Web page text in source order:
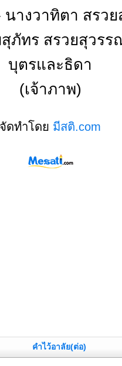
นางวาทิตา สรว
ภัทร สรวยสุวรร
บุตรและธิดา
(เจ้าภาพ)
จัดทำโดย มีสติ.com
คำไว้อาลัย(ต่อ)